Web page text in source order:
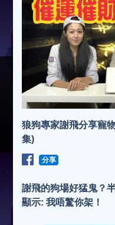
狼狗專家謝飛分享寵
集)
分享
謝飛的狗場好猛鬼？
顯示: 我唔驚你架！